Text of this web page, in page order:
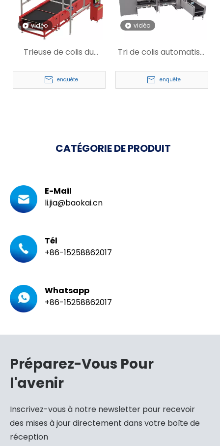
vidéo
Trieuse de colis du
dynamique DWS pour
enquête
vidéo
Tri de colis automatisé
pour les cosmétiques
enquête
CATÉGORIE DE PRODUIT
E-Mail
li.jia@baokai.cn
Tél
+86-15258862017
Whatsapp
+86-15258862017
Préparez-Vous Pour
l'avenir
Inscrivez-vous à notre newsletter pour recevoir
des mises à jour directement dans votre boîte de
réception